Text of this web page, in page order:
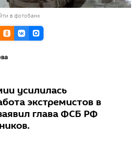
в фотобанк
усилилась
экстремистов в
глава ФСБ РФ